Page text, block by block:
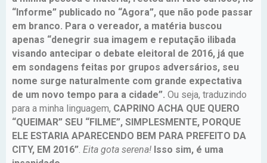
“Informe” publicado no “Agora”, que não pode passar
em branco. Para o vereador, a matéria buscou
apenas “denegrir sua imagem e reputação ilibada
visando antecipar o debate eleitoral de 2016, já que
em sondagens feitas por grupos adversários, seu
nome surge naturalmente com grande expectativa
de um novo tempo para a cidade”. Ou seja, traduzindo
para a minha linguagem, CAPRINO ACHA QUE QUERO
“QUEIMAR” SEU “FILME”, SIMPLESMENTE, PORQUE
ELE ESTARIA APARECENDO BEM PARA PREFEITO DA
CITY, EM 2016”. Eita gota serena! Isso sim, é uma